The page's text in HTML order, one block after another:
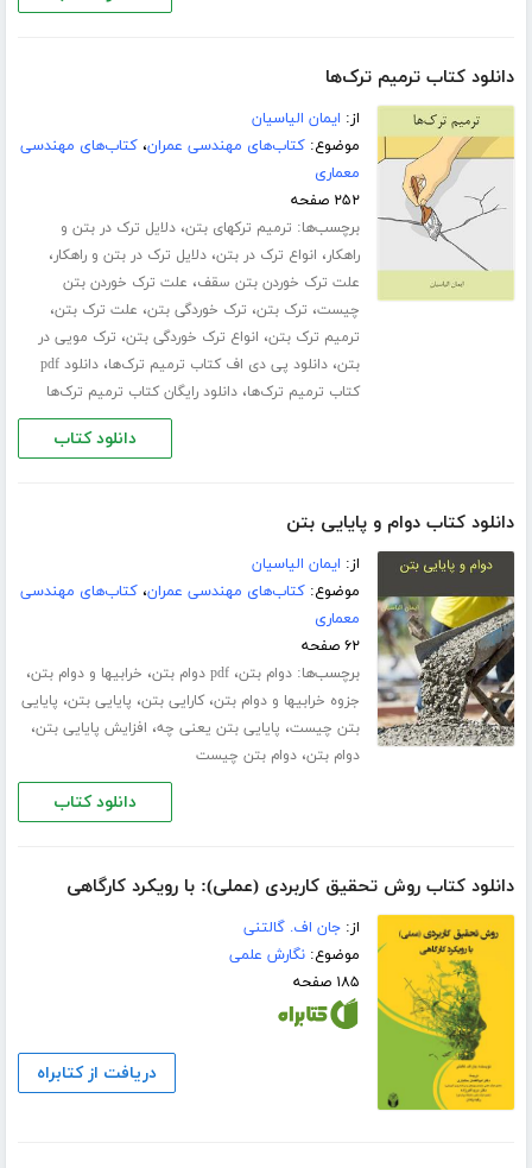
دانلود کتاب ترمیم ترک‌ها
از: ایمان الیاسیان
موضوع:کتاب‌های مهندسی عمران،کتاب‌های مهندسی
معماری
۲۵۲ صفحه
برچسب‌ها: ترمیم ترکهای بتن،دلایل ترک در بتن و
راهکار، انواع ترک در بتن،دلایل ترک در بتن و راهکار،
علت ترک خوردن بتن سقف، علت ترک خوردن بتن
چیست، ترک بتن، ترک خوردگی بتن، علت ترک بتن،
ترمیم ترک بتن، انواع ترک خوردگی بتن، ترک مویی در
بتن،دانلود پی دی اف کتاب ترمیم ترک‌ها،
دانلود pdf
کتاب ترمیم ترک‌ها،دانلود رایگان کتاب ترمیم ترک‌ها
دانلود کتاب
دانلود کتاب دوام و پایایی بتن
از: ایمان الیاسیان
موضوع:کتاب‌های مهندسی عمران،کتاب‌های مهندسی
معماری
۶۲ صفحه
برچسب‌ها:دوام بتن،pdf دوام بتن ، خرابیها و دوام بتن،
جزوه خرابیها و دوام بتن،کارایی بتن، پایایی بتن، پایایی
بتن چیست، پایایی بتن یعنی چه، افزایش پایایی بتن،
دوام بتن،دوام بتن چیست
دانلود کتاب
دانلود کتاب روش تحقیق کاربردی (عملی): با رویکرد کارگاهی
از:جان اف. گالتنی
موضوع:نگارش علمی
۱۸۵ صفحه
دریافت از کتابراه